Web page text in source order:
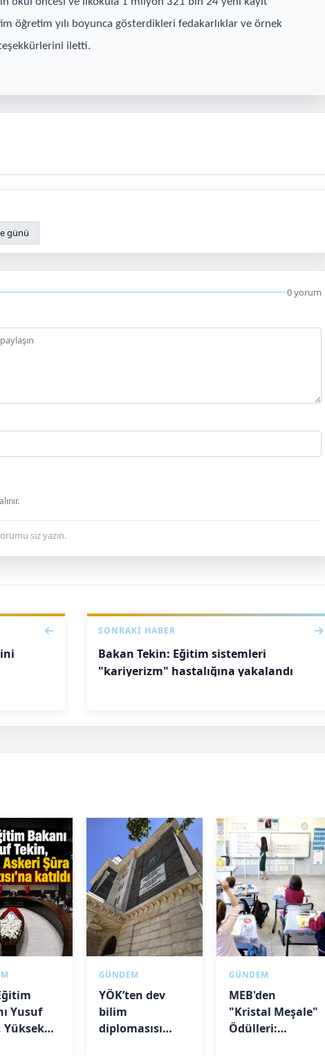
öğretim yılı boyunca gösterdikleri fedakarlıklar ve örnek
iletti.
günü
0 yorum
siz yazın.
SONRAKI HABER
Bakan Tekin: Eğitim sistemleri
"kariyerizm" hastalığına yakalandı
Yusuf
Yüksek
GÜNDEM
YÖK’ten dev
bilim
diplomasısı
GÜNDEM
MEB'den
"Kristal Meşale"
Ödülleri: